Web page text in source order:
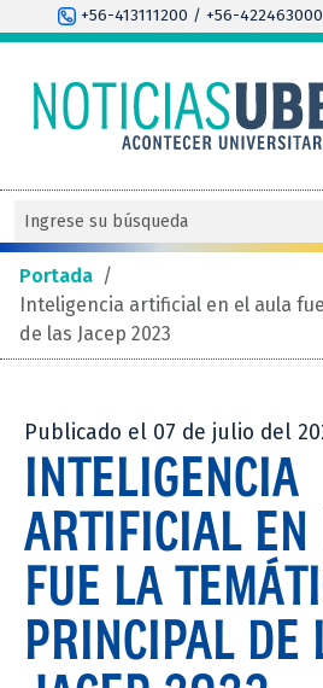
+56-413111200 / +56-422463000
Portada /
Inteligencia artificial en el aula
de las Jacep 2023
Publicado el 07 de julio del
INTELIGENCIA
ARTIFICIAL
FUE LA
PRINCIPAL DE